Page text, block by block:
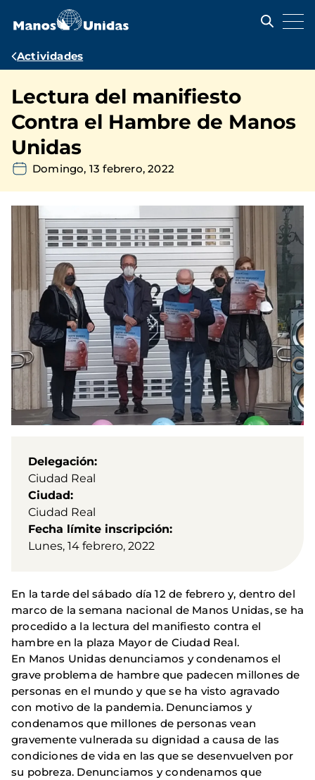
contenido
Ruta
navegación
Actividades
Lectura del manifiesto
Contra el Hambre de Manos
Unidas
Domingo, 13 febrero, 2022
Delegación
Ciudad Real
Ciudad
Ciudad Real
Fecha límite inscripción
Lunes, 14 febrero, 2022
En la tarde del sábado día 12 de febrero y, dentro del
marco de la semana nacional de Manos Unidas, se ha
procedido a la lectura del manifiesto contra el
hambre en la plaza Mayor de Ciudad Real.
En Manos Unidas denunciamos y condenamos el
grave problema de hambre que padecen millones de
personas en el mundo y que se ha visto agravado
con motivo de la pandemia. Denunciamos y
condenamos que millones de personas vean
gravemente vulnerada su dignidad a causa de las
condiciones de vida en las que se desenvuelven por
su pobreza. Denunciamos y condenamos que